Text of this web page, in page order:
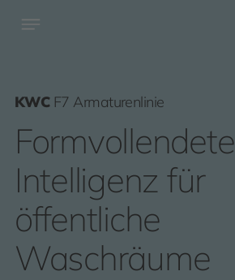
KWC F7 Armaturenlinie
Formvollendete
Intelligenz für
öffentliche
Waschräume